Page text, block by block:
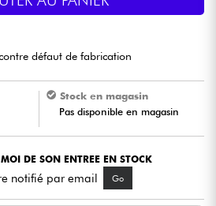
défaut de fabrication
Stock en magasin
Pas disponible en magasin
DE SON ENTREE EN STOCK
notifié par email Go